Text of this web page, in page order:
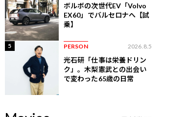
ボルボの次世代EV「Volvo
EX60」でバルセロナへ【試
乗】
5 PERSON 2026.8.5
光石研「仕事は栄養ドリン
ク」。木梨憲武との出会い
で変わった65歳の日常